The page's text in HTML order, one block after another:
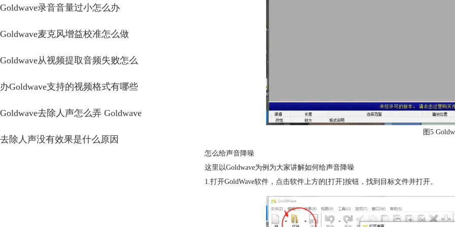
Goldwave录音音量过小怎么办
Goldwave麦克风增益校准怎么做
Goldwave从视频提取音频失败怎么
办Goldwave支持的视频格式有哪些
Goldwave去除人声怎么弄 Goldwave
去除人声没有效果是什么原因
图5
怎么给声音降噪
这里以Goldwave为例为大家讲解如何给声音降噪
1.打开GoldWave软件，点击软件上方的[打开]按钮，找到目标文件并打开。